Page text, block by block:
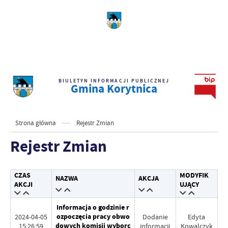
BIULETYN INFORMACJI PUBLICZNEJ
Gmina Korytnica
Strona główna Rejestr Zmian
Rejestr Zmian
CZAS
AKCJI
NAZWA AKCJA
MODYFIK
UJĄCY
2024-04-05
15:26:59
Informacja o godzinie r
ozpoczęcia pracy obwo
dowych komisji wyborc
Dodanie
informacji
Edyta
Kowalczyk